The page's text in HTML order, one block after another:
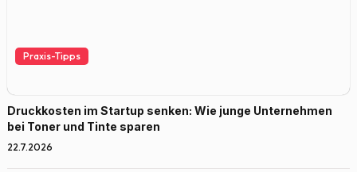
Praxis-Tipps
Druckkosten im Startup senken: Wie junge Unternehmen
bei Toner und Tinte sparen
22.7.2026